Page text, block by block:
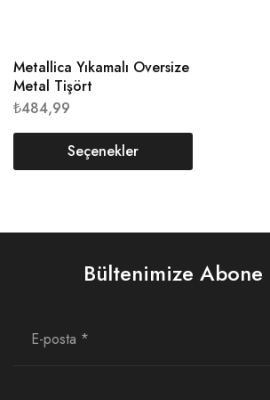
Metallica Yıkamalı Oversize
Metal Tişört
₺484,99
Seçenekler
Bültenimize Abone